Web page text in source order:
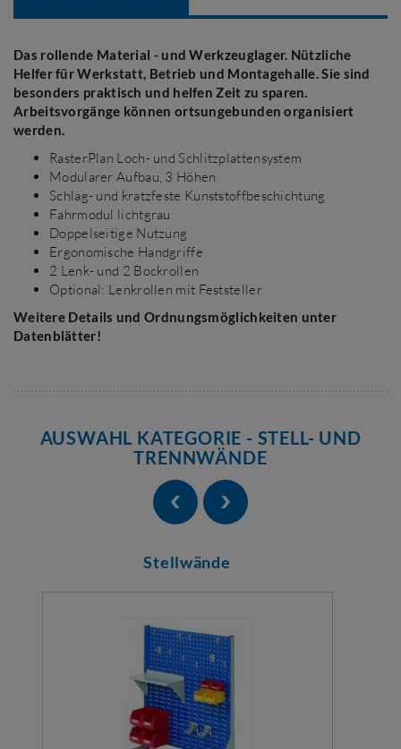
Das rollende Material - und Werkzeuglager. Nützliche
Helfer für Werkstatt, Betrieb und Montagehalle. Sie sind
besonders praktisch und helfen Zeit zu sparen.
Arbeitsvorgänge können ortsungebunden organisiert
werden.
RasterPlan Loch- und Schlitzplattensystem
Modularer Aufbau, 3 Höhen
Schlag- und kratzfeste Kunststoffbeschichtung
Fahrmodul lichtgrau
Doppelseitige Nutzung
Ergonomische Handgriffe
2 Lenk- und 2 Bockrollen
Optional: Lenkrollen mit Feststeller
Weitere Details und Ordnungsmöglichkeiten unter
Datenblätter!
AUSWAHL KATEGORIE - STELL- UND
TRENNWÄNDE
Stellwände